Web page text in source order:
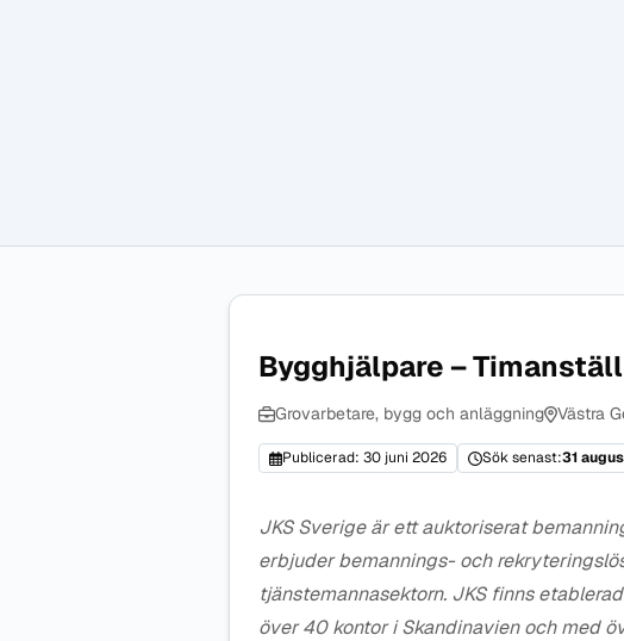
Bygghjälpare –
Grovarbetare, bygg och anläggning Västra
Publicerad: 30 juni 2026 Sök senast:31
JKS Sverige är ett auktoriserat
erbjuder bemannings- och
tjänstemannasektorn. JKS finns
över 40 kontor i Skandinavien och med